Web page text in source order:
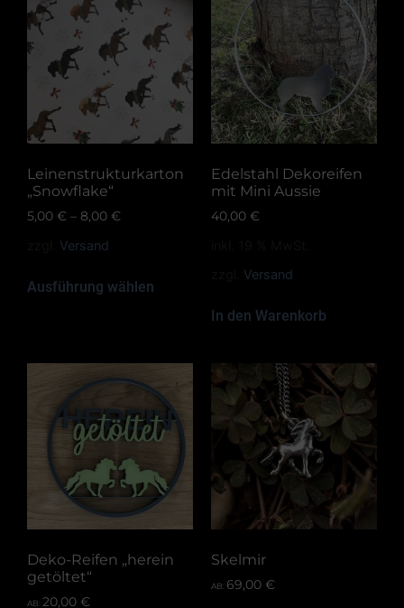
Leinenstrukturkarton
„Snowflake“
5,00 € – 8,00 €
Versand
Ausführung wählen
Edelstahl Dekoreifen
mit Mini Aussie
40,00 €
Versand
In den Warenkorb
Deko-Reifen „herein
getöltet“
AB: 20,00 €
Skelmir
AB: 69,00 €